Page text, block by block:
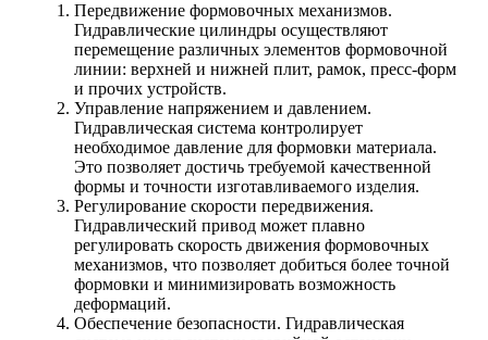
Передвижение формовочных механизмов.
Гидравлические цилиндры осуществляют
перемещение различных элементов формовочной
линии: верхней и нижней плит, рамок, пресс-форм
и прочих устройств.
Управление напряжением и давлением.
Гидравлическая система контролирует
необходимое давление для формовки материала.
Это позволяет достичь требуемой качественной
формы и точности изготавливаемого изделия.
Регулирование скорости передвижения.
Гидравлический привод может плавно
регулировать скорость движения формовочных
механизмов, что позволяет добиться более точной
формовки и минимизировать возможность
деформаций.
Обеспечение безопасности. Гидравлическая